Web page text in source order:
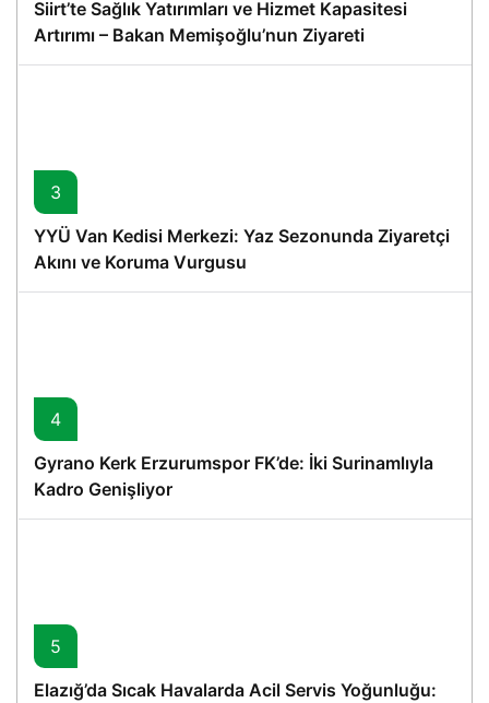
Siirt’te Sağlık Yatırımları ve Hizmet Kapasitesi
Artırımı – Bakan Memişoğlu’nun Ziyareti
3
YYÜ Van Kedisi Merkezi: Yaz Sezonunda Ziyaretçi
Akını ve Koruma Vurgusu
4
Gyrano Kerk Erzurumspor FK’de: İki Surinamlıyla
Kadro Genişliyor
5
Elazığ’da Sıcak Havalarda Acil Servis Yoğunluğu: